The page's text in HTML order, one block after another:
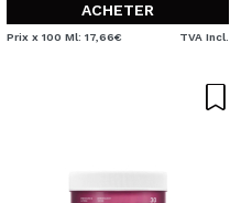
ACHETER
Prix x 100 Ml: 17,66€ TVA Incl.